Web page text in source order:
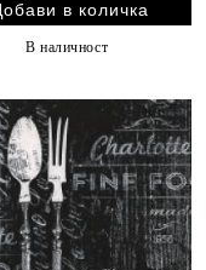
В наличност